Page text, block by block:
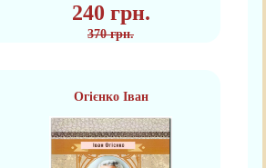
240 грн.
370 грн.
Огієнко Іван